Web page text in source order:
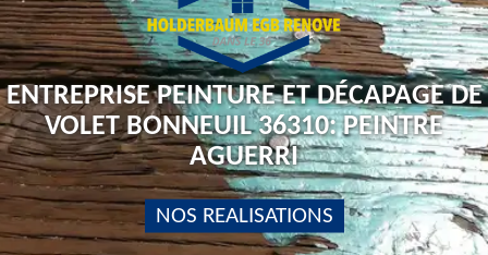
ENTREPRISE PEINTURE ET DÉCAPAGE DE
VOLET BONNEUIL 36310: PEINTRE
AGUERRI
NOS REALISATIONS